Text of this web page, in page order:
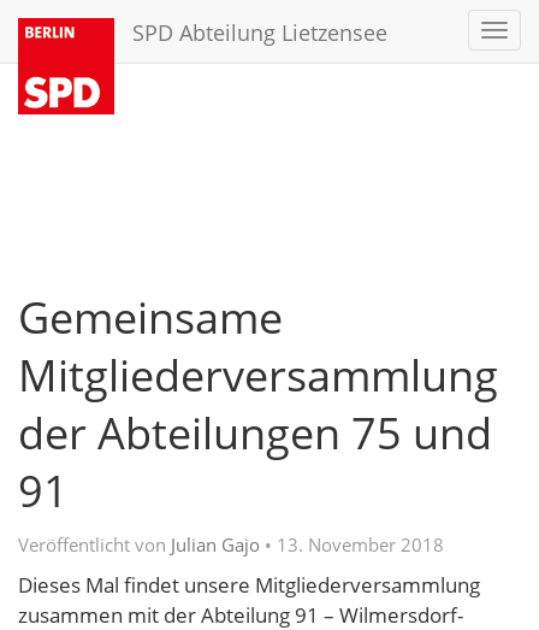
SPD Abteilung Lietzensee
Gemeinsame
Mitgliederversammlung
der Abteilungen 75 und
91
Veröffentlicht von Julian Gajo • 13. November 2018
Dieses Mal findet unsere Mitgliederversammlung
zusammen mit der Abteilung 91 – Wilmersdorf-